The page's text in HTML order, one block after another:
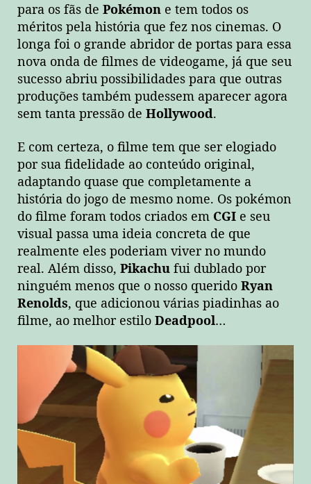
para os fãs de Pokémon e tem todos os
méritos pela história que fez nos cinemas. O
longa foi o grande abridor de portas para essa
nova onda de filmes de videogame, já que seu
sucesso abriu possibilidades para que outras
produções também pudessem aparecer agora
sem tanta pressão de Hollywood.
E com certeza, o filme tem que ser elogiado
por sua fidelidade ao conteúdo original,
adaptando quase que completamente a
história do jogo de mesmo nome. Os pokémon
do filme foram todos criados em CGI e seu
visual passa uma ideia concreta de que
realmente eles poderiam viver no mundo
real. Além disso, Pikachu fui dublado por
ninguém menos que o nosso querido Ryan
Renolds, que adicionou várias piadinhas ao
filme, ao melhor estilo Deadpool…